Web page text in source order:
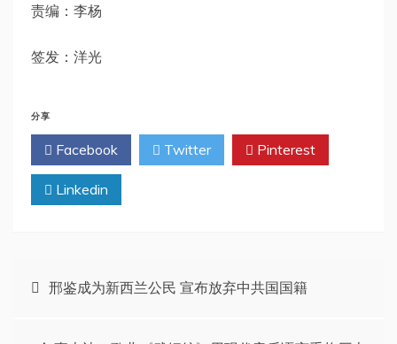
责编：李杨
签发：洋光
分享
Facebook Twitter Pinterest
Linkedin
文 邢鉴成为新西兰公民 宣布放弃中共国国籍